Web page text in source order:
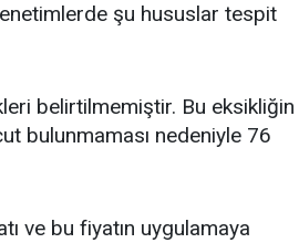
şu hususlar tespit
belirtilmemiştir. Bu eksikliğin
bulunmaması nedeniyle 76
ve bu fiyatın uygulamaya